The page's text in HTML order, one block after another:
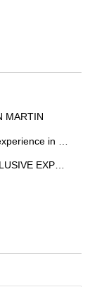
MARTIN
in Fukuoka
IN KITAKYUSHU